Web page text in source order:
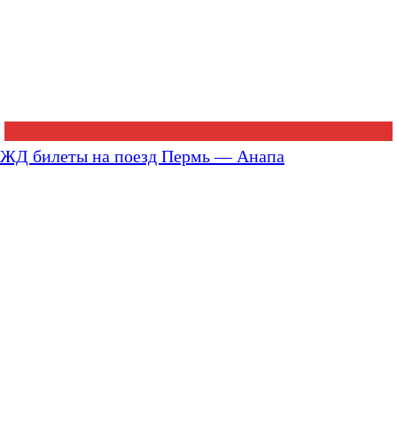
ЖД билеты на поезд Пермь — Анапа